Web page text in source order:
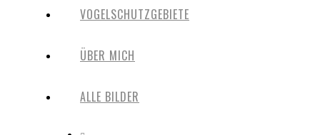
VOGELSCHUTZGEBIETE
ÜBER MICH
ALLE BILDER